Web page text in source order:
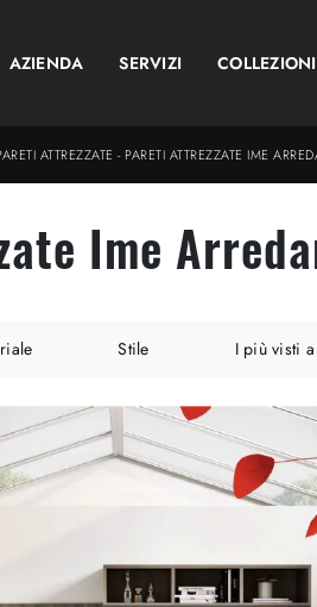
AZIENDA SERVIZI COLLEZIONI
ATTREZZATE - PARETI ATTREZZATE IME
Ime
Stile I più visti